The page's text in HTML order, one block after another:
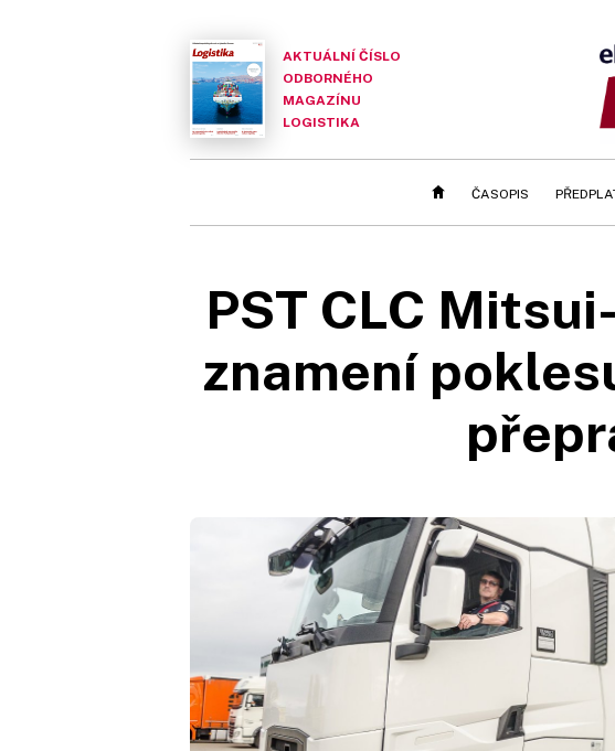
AKTUÁLNÍ ČÍSLO
ODBORNÉHO
MAGAZÍNU
LOGISTIKA
ČASOPIS
PST CLC
znamení